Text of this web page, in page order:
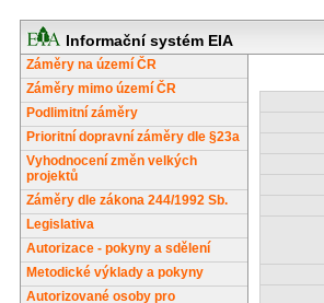
Informační systém EIA
Záměry na území ČR
Záměry mimo území ČR
Podlimitní záměry
Prioritní dopravní záměry dle §23a
Vyhodnocení změn velkých
projektů
Záměry dle zákona 244/1992 Sb.
Legislativa
Autorizace - pokyny a sdělení
Metodické výklady a pokyny
Autorizované osoby pro